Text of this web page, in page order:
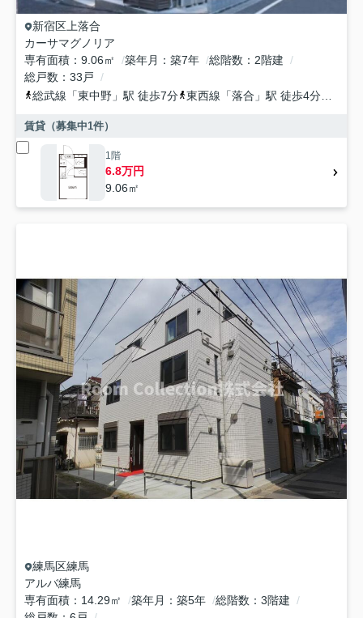
新宿区上落合
カーサマグノリア
専有面積
9.06㎡ 築年月 築7年 総階数
2階建
総戸数
33戸
総武線 「東中野 」駅 徒歩7分 東西線 「落合 」駅 徒歩4分 都営
賃貸（募集中1件）
1階
6.8万円
9.06㎡
練馬区練馬
アルバ練馬
専有面積
14.29㎡ 築年月 築5年 総階数
3階建